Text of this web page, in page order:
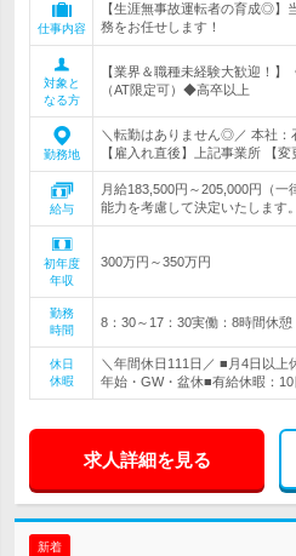
仕事内容
【生涯無事故運転者の育成◎】
務をお任せします！
対象と
なる方
【業界＆職種未経験大歓迎！
（AT限定可）◆高卒以上
勤務地
＼転勤はありません◎／ 本社：
【雇入れ直後】上記事業所 【変
給与
月給183,500円～205,000円（
能力を考慮して決定いたします
初年度
年収
300万円～350万円
勤務
時間
8：30～17：30実働：8時間休
休日
休暇
＼年間休日111日／ ■月4日以上
年始・GW・盆休■有給休暇：10
求人詳細を見る
新着